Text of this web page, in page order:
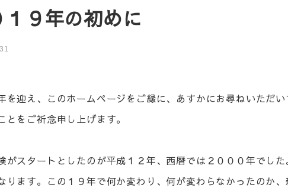
１９年の初めに
を迎え、このホームページをご縁に、あすかにお尋ねいただ
とをご祈念申し上げます。
がスタートとしたのが平成１２年、西暦では２０００年でし
ります。この１９年で何か変わり、何が変わらなかったのか